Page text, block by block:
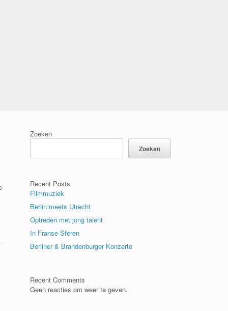
Zoeken
Zoeken
Recent Posts
Filmmuziek
Berlin meets Utrecht
Optreden met jong talent
In Franse Sferen
Berliner & Brandenburger Konzerte
Recent Comments
Geen reacties om weer te geven.